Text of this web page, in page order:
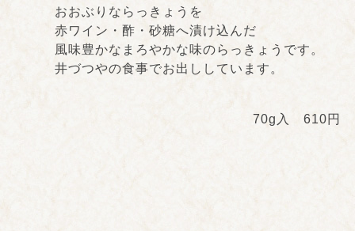
おおぶりならっきょうを
赤ワイン・酢・砂糖へ漬け込んだ
風味豊かなまろやかな味のらっきょうです。
井づつやの食事でお出ししています。
70g入 610円